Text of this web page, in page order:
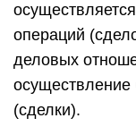
операций
деловых
(сделки).